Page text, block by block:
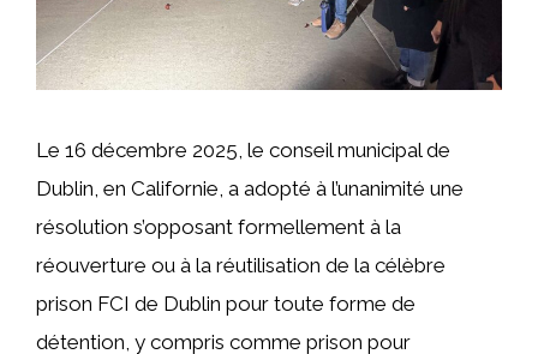
Le 16 décembre 2025, le conseil municipal de
Dublin, en Californie, a adopté à l’unanimité une
résolution s’opposant formellement à la
réouverture ou à la réutilisation de la célèbre
prison FCI de Dublin pour toute forme de
détention, y compris comme prison pour